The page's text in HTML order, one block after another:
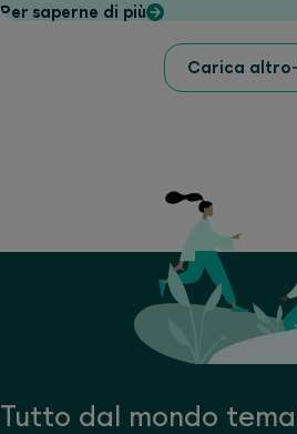
Per saperne di più
Carica altro
Tutto dal mondo